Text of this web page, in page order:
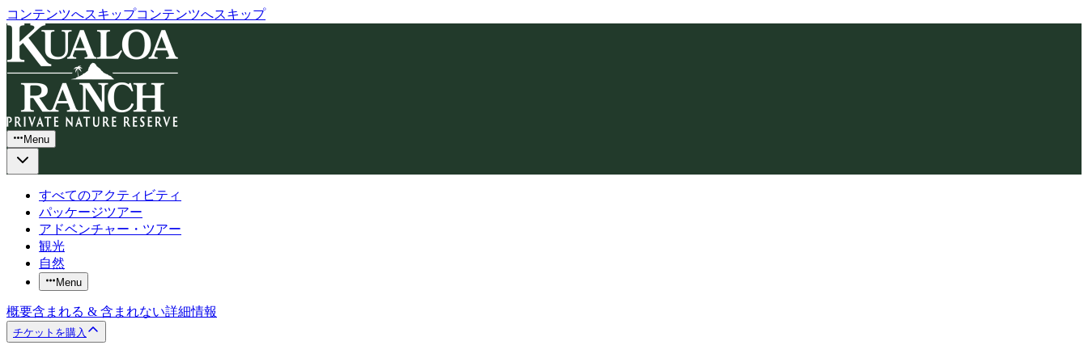
コンテンツへスキップコンテンツへスキップ
Menu
すべてのアクティビティ
パッケージツアー
アドベンチャー・ツアー
観光
自然
Menu
概要含まれる & 含まれない詳細情報
チケットを購入